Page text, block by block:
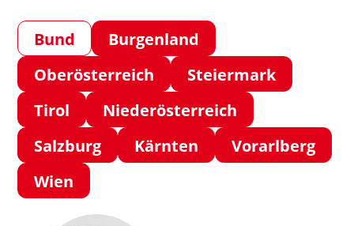
Bund
Burgenland
Oberösterreich
Steiermark
Tirol
Niederösterreich
Salzburg
Kärnten
Vorarlberg
Wien